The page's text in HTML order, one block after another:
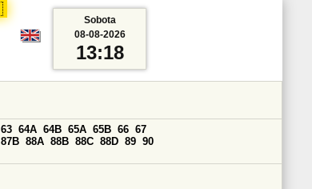
63 64A 64B 65A 65B 66 67
87B 88A 88B 88C 88D 89 90
Sobota
08-08-2026
13:18